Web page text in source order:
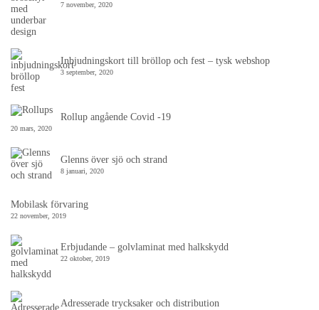
7 november, 2020
Inbjudningskort till bröllop och fest – tysk webshop
3 september, 2020
Rollup angående Covid -19
20 mars, 2020
Glenns över sjö och strand
8 januari, 2020
Mobilask förvaring
22 november, 2019
Erbjudande – golvlaminat med halkskydd
22 oktober, 2019
Adresserade trycksaker och distribution